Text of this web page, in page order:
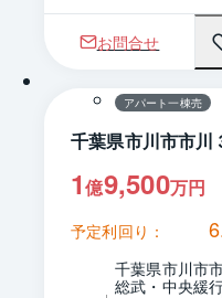
お問合せ
アパート一棟売
千葉県市川市市川
1億9,500万円
予定利回り：
千葉県市川市
総武・中央緩